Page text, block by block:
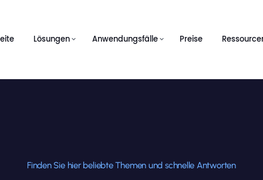
Lösungen Anwendungsfälle Preise
Finden Sie hier beliebte Themen und schnelle Antworten